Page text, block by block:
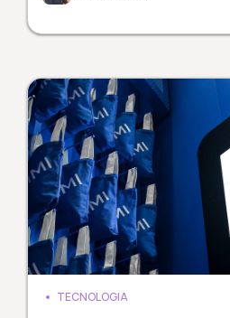
TECNOLOGIA